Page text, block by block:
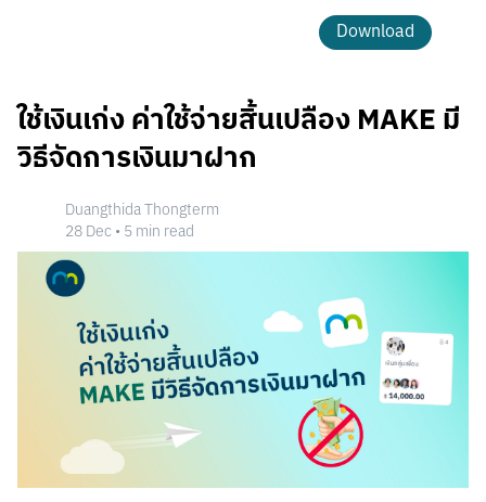
Download
ใช้เงินเก่ง ค่าใช้จ่ายสิ้นเปลือง MAKE มี
วิธีจัดการเงินมาฝาก
Duangthida Thongterm
28 Dec• 5min read